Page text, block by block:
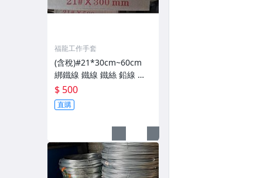
福龍工作手套
(含稅)#21*30cm~60cm
綁鐵線 鐵線 鐵絲 鉛線 鍍
鋅線 ~~ 一箱14.7公斤500
元
$ 500
直購